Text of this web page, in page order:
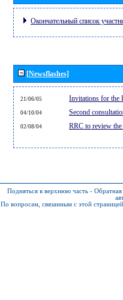
Окончательный список
[Newsflashes]
21/06/05 Invitations for the
04/10/04 Second
02/08/04 RRC to review
Подняться в верхнюю часть - Обратная
По вопросам, связанным с этой